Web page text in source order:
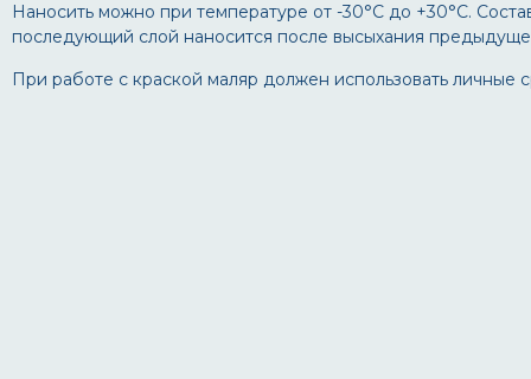
Наносить можно при температуре от -30°С до +30°С.
последующий слой наносится после высыхания
При работе с краской маляр должен использовать личные